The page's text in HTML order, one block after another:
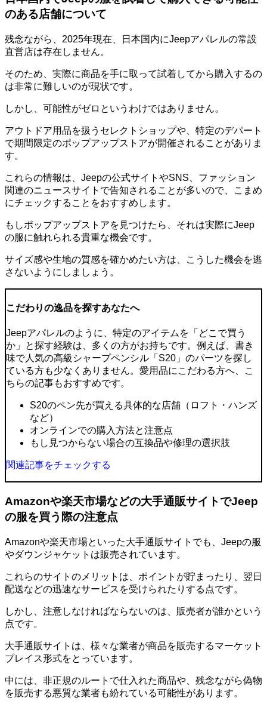
のある店舗について
残念ながら、2025年現在、
日本国内にJeepアパレルの常設
直営店は存在しません。
そのため、実際に商品を手に取って試着してから購入するの
は非常に難しいのが現状です。
しかし、可能性がゼロというわけではありません。
アウトドア用品を扱うセレクトショップや、特定のデパート
で期間限定のポップアップストアが開催されること がありま
す。
これらの情報は、Jeepの公式サイトやSNS、ファッション
関連のニュースサイトで告知されることが多いので、こまめ
にチェックすることをおすすめします。
もしポップアップストアを見つけたら、それは実際にJeep
の服に触れられる貴重な機会です。
サイズ感や生地の質感を確かめたい方は、こうした機会を逃
さないようにしましょう。
こだわりの逸品を探すあなたへ
Jeepアパレルのように、特定のアイテムを「どこで買う
か」と探す経験は、多くの方がお持ちです。例えば、書き
味で人気の高級シャープペンシル「S20」のパーツを探し
ている方も少なくありません。愛用品にこだわる方へ、こ
ちらの記事もおすすめです。
S20のペン先が買える具体的な店舗（ロフト・ハンズ
など）
オンラインでの購入方法と注意点
もし見つからない場合の互換品や修理の選択肢
関連記事をチェックする
Amazonや楽天市場などの大手通販サイトでJeep
の服を買う際の注意点
Amazonや楽天市場といった大手通販サイトでも、Jeepの服
やダウンジャケットは販売されています。
これらのサイトのメリットは、ポイントが貯まったり、翌日
配送などの迅速なサービスを受けられたりする点です。
しかし、注意しなければならないのは、 販売者が誰かという
点です。
大手通販サイトは、様々な業者が商品を販売するマーケット
プレイス形式をとっています。
中には、非正規のルートで仕入れた商品や、残念ながら偽物
を販売する悪質な業者も紛れている可能性があります。